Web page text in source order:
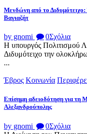
Μενδώνη από το Διδυμότειχο:
Βαγιαζήτ
by gnomi 0Σχόλια
Η υπουργός Πολιτισμού
Διδυμότειχο την
...
Έβρος Κοινωνία
Επίσημη αδειοδότηση για
Αλεξανδρούπολης
by gnomi 0Σχόλια